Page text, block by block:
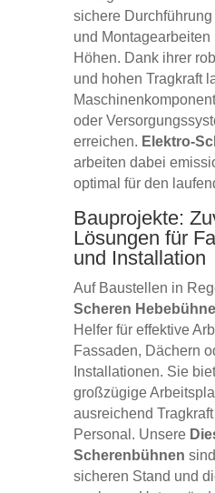
sichere
und
Höhen. Dank ihrer
und hohen Tragkraft
oder
erreichen. Elektro-
arbeiten dabei
optimal für den
Bauprojekte:
Lösungen für
und Installation
Auf Baustellen in
Scheren
Helfer für effektive
Fassaden, Dächern
Installationen. Sie
großzügige
ausreichend
Personal. Unsere
Scherenbühnen
sicheren Stand und